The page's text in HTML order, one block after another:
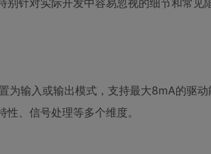
针对实际开发中容易忽视的细节和常见
输入或输出模式，支持最大8mA的驱动
、信号处理等多个维度。